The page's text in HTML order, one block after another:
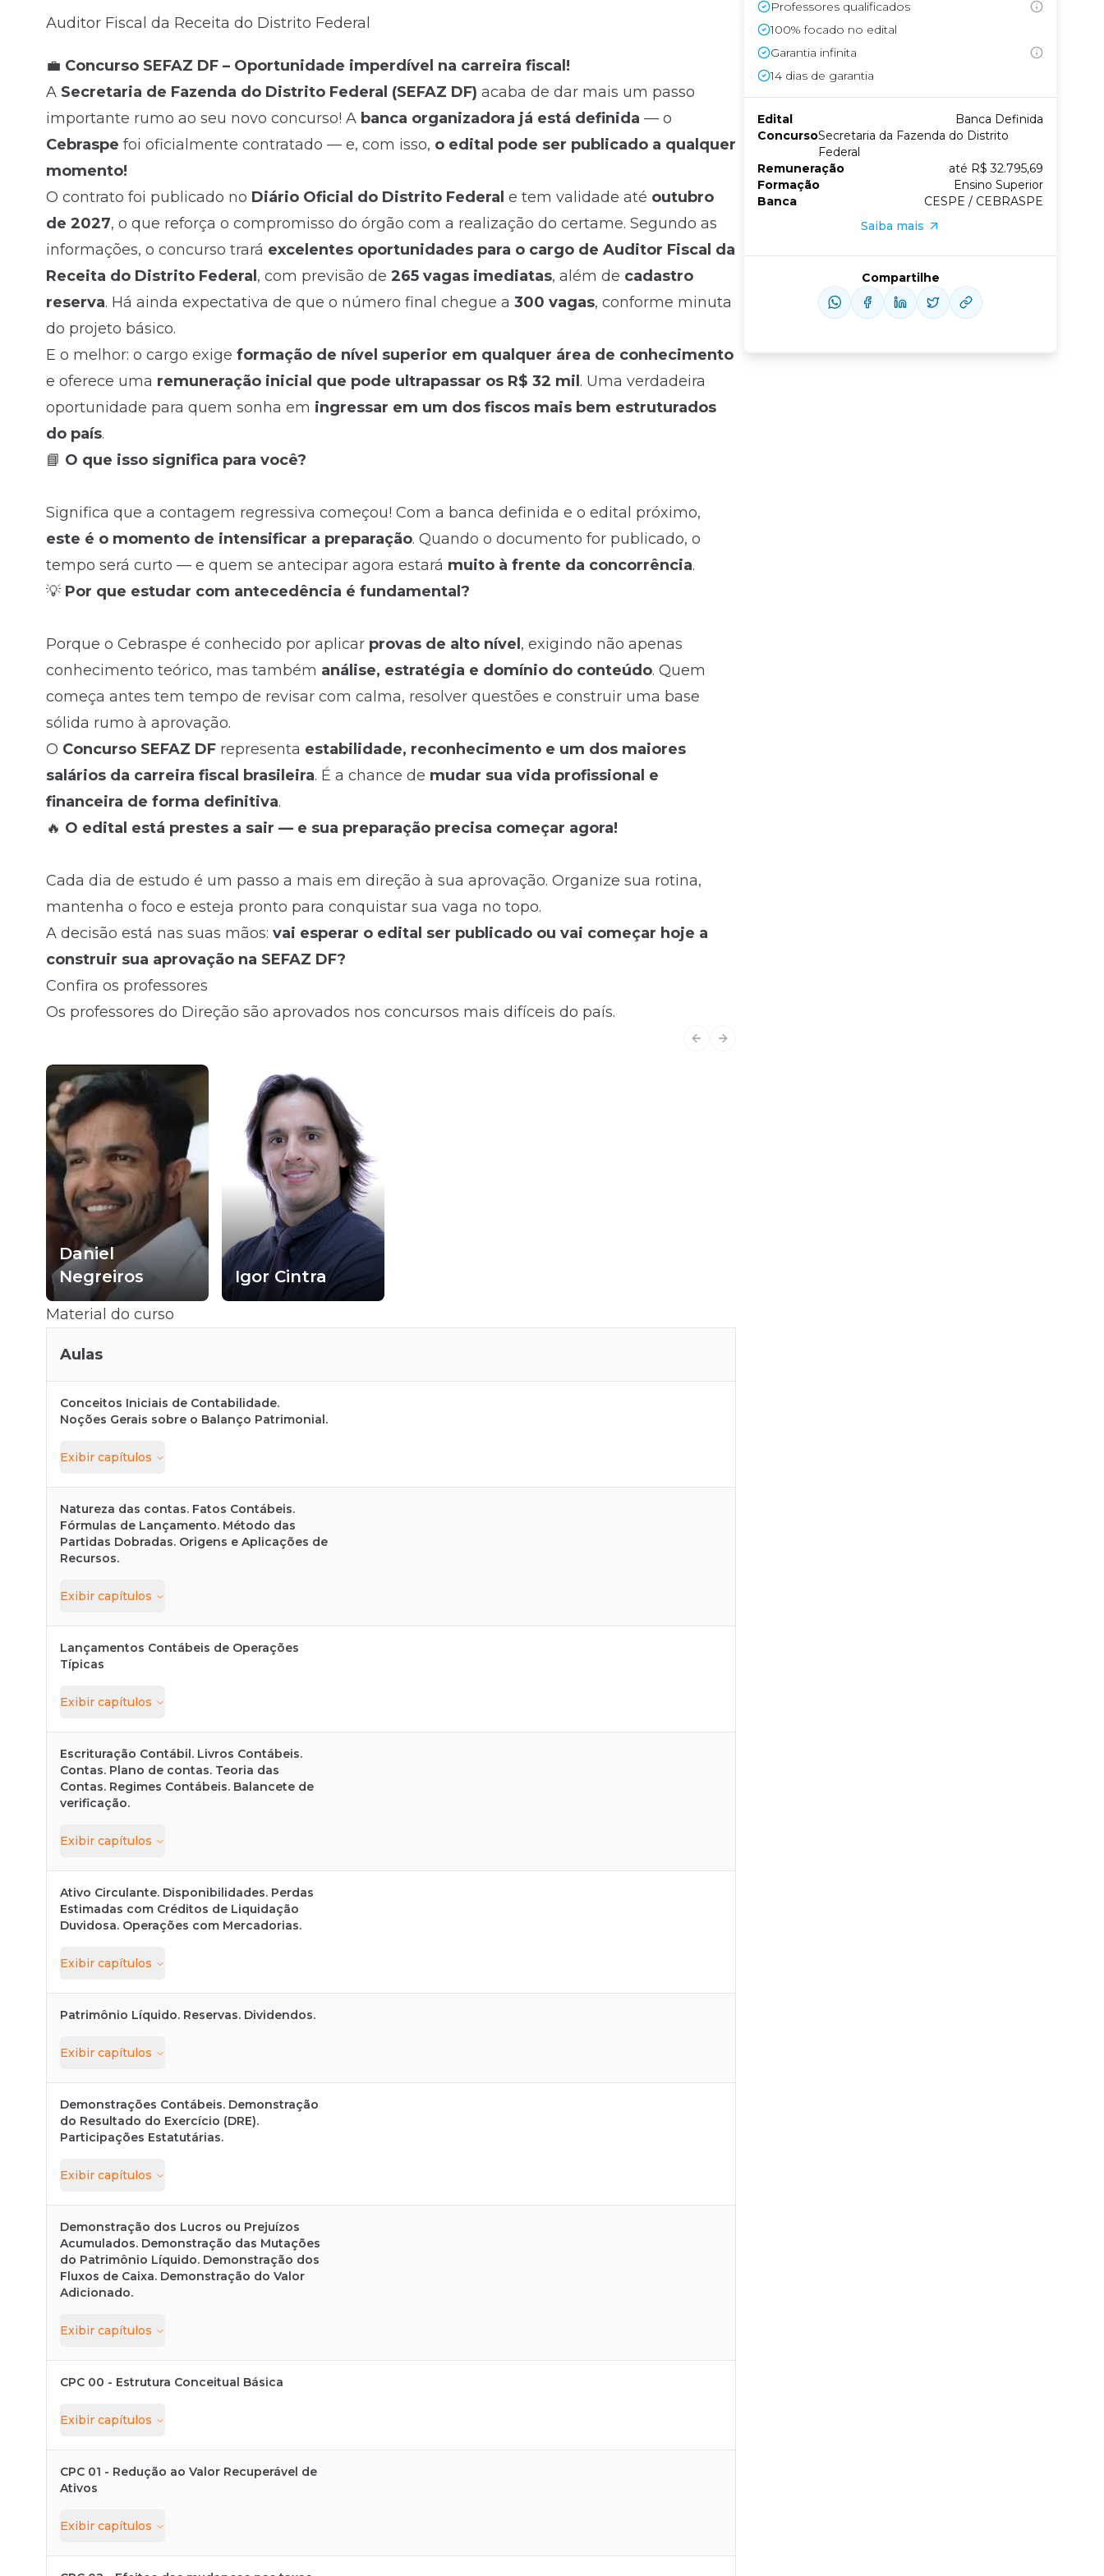
Auditor Fiscal da Receita do Distrito Federal
💼 Concurso SEFAZ DF – Oportunidade imperdível na carreira fiscal!
A Secretaria de Fazenda do Distrito Federal (SEFAZ DF) acaba de dar mais um passo
importante rumo ao seu novo concurso! A banca organizadora já está definida — o
Cebraspe foi oficialmente contratado — e, com isso, o edital pode ser publicado a qualquer
momento!
O contrato foi publicado no Diário Oficial do Distrito Federal e tem validade até outubro
de 2027, o que reforça o compromisso do órgão com a realização do certame. Segundo as
informações, o concurso trará excelentes oportunidades para o cargo de Auditor Fiscal da
Receita do Distrito Federal , com previsão de 265 vagas imediatas, além de cadastro
reserva. Há ainda expectativa de que o número final chegue a 300 vagas, conforme minuta
do projeto básico.
E o melhor: o cargo exige formação de nível superior em qualquer área de conhecimento
e oferece uma remuneração inicial que pode ultrapassar os R$ 32 mil . Uma verdadeira
oportunidade para quem sonha em ingressar em um dos fiscos mais bem estruturados
do país.
📘 O que isso significa para você?
Significa que a contagem regressiva começou! Com a banca definida e o edital próximo,
este é o momento de intensificar a preparação. Quando o documento for publicado, o
tempo será curto — e quem se antecipar agora estará muito à frente da concorrência.
💡 Por que estudar com antecedência é fundamental?
Porque o Cebraspe é conhecido por aplicar provas de alto nível , exigindo não apenas
conhecimento teórico, mas também análise, estratégia e domínio do conteúdo. Quem
começa antes tem tempo de revisar com calma, resolver questões e construir uma base
sólida rumo à aprovação.
O Concurso SEFAZ DF representa estabilidade, reconhecimento e um dos maiores
salários da carreira fiscal brasileira. É a chance de mudar sua vida profissional e
financeira de forma definitiva.
🔥 O edital está prestes a sair — e sua preparação precisa começar agora!
Cada dia de estudo é um passo a mais em direção à sua aprovação. Organize sua rotina,
mantenha o foco e esteja pronto para conquistar sua vaga no topo.
A decisão está nas suas mãos: vai esperar o edital ser publicado ou vai começar hoje a
construir sua aprovação na SEFAZ DF?
Confira os professores
Os professores do Direção são aprovados nos concursos mais difíceis do país.
Previous slide
Next slide
Daniel
Negreiros
Igor Cintra
Material do curso
Aulas
Conceitos Iniciais de Contabilidade.
Noções Gerais sobre o Balanço Patrimonial.
Exibir capítulos
Natureza das contas. Fatos Contábeis.
Fórmulas de Lançamento. Método das
Partidas Dobradas. Origens e Aplicações de
Recursos.
Exibir capítulos
Lançamentos Contábeis de Operações
Típicas
Exibir capítulos
Escrituração Contábil. Livros Contábeis.
Contas. Plano de contas. Teoria das
Contas. Regimes Contábeis. Balancete de
verificação.
Exibir capítulos
Ativo Circulante. Disponibilidades. Perdas
Estimadas com Créditos de Liquidação
Duvidosa. Operações com Mercadorias.
Exibir capítulos
Patrimônio Líquido. Reservas. Dividendos.
Exibir capítulos
Demonstrações Contábeis. Demonstração
do Resultado do Exercício (DRE).
Participações Estatutárias.
Exibir capítulos
Demonstração dos Lucros ou Prejuízos
Acumulados. Demonstração das Mutações
do Patrimônio Líquido. Demonstração dos
Fluxos de Caixa. Demonstração do Valor
Adicionado.
Exibir capítulos
CPC 00 - Estrutura Conceitual Básica
Exibir capítulos
CPC 01 - Redução ao Valor Recuperável de
Ativos
Exibir capítulos
Professores qualificados
100% focado no edital
Garantia infinita
14 dias de garantia
Edital
Banca Definida
ConcursoSecretaria da Fazenda do Distrito
Federal
Remuneração
até R$ 32.795,69
Formação
Ensino Superior
Banca
CESPE / CEBRASPE
Saiba mais
Compartilhe